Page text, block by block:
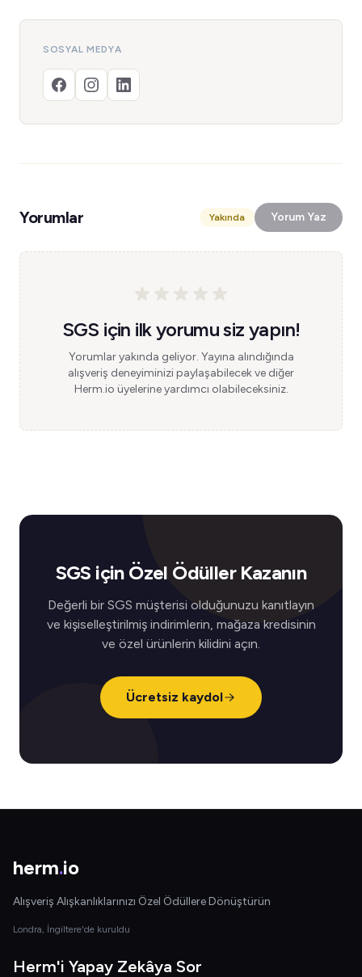
SOSYAL MEDYA
Yorumlar Yakında Yorum Yaz
SGS için ilk yorumu siz yapın!
Yorumlar yakında geliyor. Yayına alındığında
alışveriş deneyiminizi paylaşabilecek ve diğer
Herm.io üyelerine yardımcı olabileceksiniz.
SGS için Özel Ödüller Kazanın
Değerli bir SGS müşterisi olduğunuzu kanıtlayın
ve kişiselleştirilmiş indirimlerin, mağaza kredisinin
ve özel ürünlerin kilidini açın.
Ücretsiz kaydol
herm.io
Alışveriş Alışkanlıklarınızı Özel Ödüllere Dönüştürün
Londra, İngiltere'de kuruldu
Herm'i Yapay Zekâya Sor